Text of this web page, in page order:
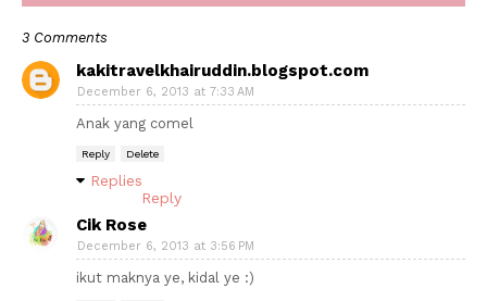
3 Comments
kakitravelkhairuddin.blogspot.com
December 6, 2013 at 7:33 AM
Anak yang comel
Reply Delete
Replies
Reply
Cik Rose
December 6, 2013 at 3:56 PM
ikut maknya ye, kidal ye :)